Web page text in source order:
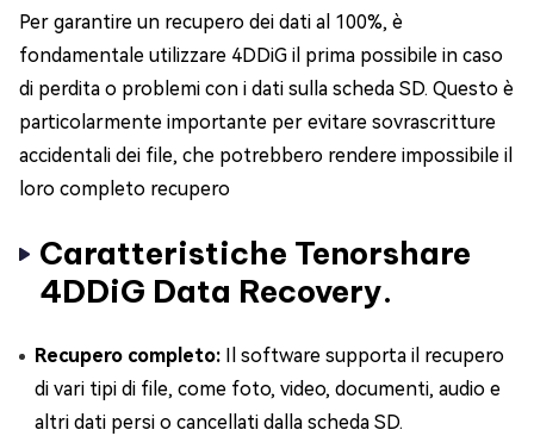
Per garantire un recupero dei dati al 100%, è
fondamentale utilizzare 4DDiG il prima possibile in caso
di perdita o problemi con i dati sulla scheda SD. Questo è
particolarmente importante per evitare sovrascritture
accidentali dei file, che potrebbero rendere impossibile il
loro completo recupero
Caratteristiche Tenorshare
4DDiG Data Recovery.
Recupero completo: Il software supporta il recupero
di vari tipi di file, come foto, video, documenti, audio e
altri dati persi o cancellati dalla scheda SD.